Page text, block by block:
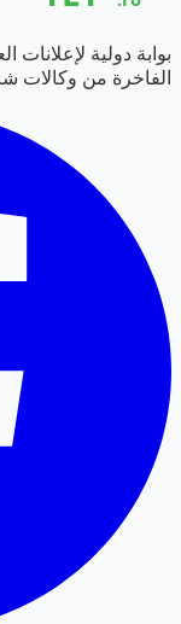
بوابة دولية
الفاخرة من وكالات